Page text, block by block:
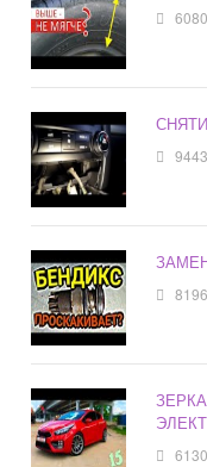
6080
9443
8196
6130